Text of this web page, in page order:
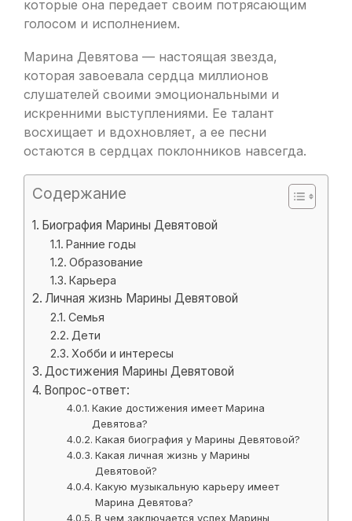
которые она передает своим потрясающим
голосом и исполнением.
Марина Девятова — настоящая звезда,
которая завоевала сердца миллионов
слушателей своими эмоциональными и
искренними выступлениями. Ее талант
восхищает и вдохновляет, а ее песни
остаются в сердцах поклонников навсегда.
Содержание
Биография Марины Девятовой
Ранние годы
Образование
Карьера
Личная жизнь Марины Девятовой
Семья
Дети
Хобби и интересы
Достижения Марины Девятовой
Вопрос-ответ:
Какие достижения имеет Марина
Девятова?
Какая биография у Марины Девятовой?
Какая личная жизнь у Марины
Девятовой?
Какую музыкальную карьеру имеет
Марина Девятова?
В чем заключается успех Марины